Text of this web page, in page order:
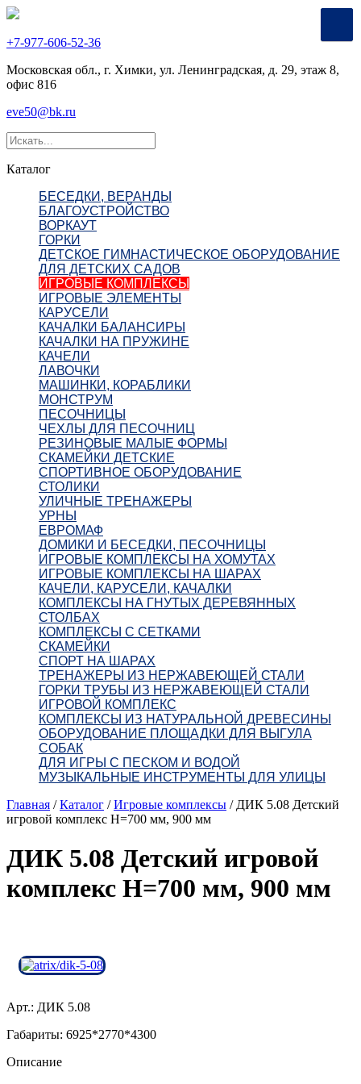
+7-977-606-52-36
Московская обл., г. Химки, ул. Ленинградская, д. 29, этаж 8,
офис 816
eve50@bk.ru
Каталог
БЕСЕДКИ, ВЕРАНДЫ
БЛАГОУСТРОЙСТВО
ВОРКАУТ
ГОРКИ
ДЕТСКОЕ ГИМНАСТИЧЕСКОЕ ОБОРУДОВАНИЕ
ДЛЯ ДЕТСКИХ САДОВ
ИГРОВЫЕ КОМПЛЕКСЫ
ИГРОВЫЕ ЭЛЕМЕНТЫ
КАРУСЕЛИ
КАЧАЛКИ БАЛАНСИРЫ
КАЧАЛКИ НА ПРУЖИНЕ
КАЧЕЛИ
ЛАВОЧКИ
МАШИНКИ, КОРАБЛИКИ
МОНСТРУМ
ПЕСОЧНИЦЫ
ЧЕХЛЫ ДЛЯ ПЕСОЧНИЦ
РЕЗИНОВЫЕ МАЛЫЕ ФОРМЫ
СКАМЕЙКИ ДЕТСКИЕ
СПОРТИВНОЕ ОБОРУДОВАНИЕ
СТОЛИКИ
УЛИЧНЫЕ ТРЕНАЖЕРЫ
УРНЫ
ЕВРОМАФ
ДОМИКИ И БЕСЕДКИ, ПЕСОЧНИЦЫ
ИГРОВЫЕ КОМПЛЕКСЫ НА ХОМУТАХ
ИГРОВЫЕ КОМПЛЕКСЫ НА ШАРАХ
КАЧЕЛИ, КАРУСЕЛИ, КАЧАЛКИ
КОМПЛЕКСЫ НА ГНУТЫХ ДЕРЕВЯННЫХ
СТОЛБАХ
КОМПЛЕКСЫ С СЕТКАМИ
СКАМЕЙКИ
СПОРТ НА ШАРАХ
ТРЕНАЖЕРЫ ИЗ НЕРЖАВЕЮЩЕЙ СТАЛИ
ГОРКИ ТРУБЫ ИЗ НЕРЖАВЕЮЩЕЙ СТАЛИ
ИГРОВОЙ КОМПЛЕКС
КОМПЛЕКСЫ ИЗ НАТУРАЛЬНОЙ ДРЕВЕСИНЫ
ОБОРУДОВАНИЕ ПЛОЩАДКИ ДЛЯ ВЫГУЛА
СОБАК
ДЛЯ ИГРЫ С ПЕСКОМ И ВОДОЙ
МУЗЫКАЛЬНЫЕ ИНСТРУМЕНТЫ ДЛЯ УЛИЦЫ
Главная /Каталог /Игровые комплексы / ДИК 5.08 Детский
игровой комплекс Н=700 мм, 900 мм
ДИК 5.08 Детский игровой
комплекс Н=700 мм, 900 мм
Арт.: ДИК 5.08
Габариты: 6925*2770*4300
Описание